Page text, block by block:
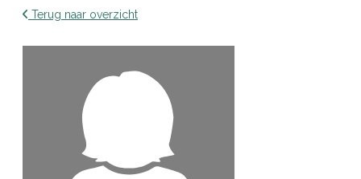
Terug naar overzicht